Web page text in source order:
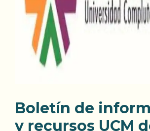
Boletín de
y recursos UCM